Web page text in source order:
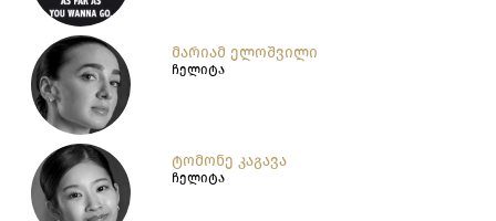
ᲛᲐᲠᲘᲐᲛ ᲔᲚᲝᲨᲕᲘᲚᲘ
ჩელიტა
ᲢᲝᲛᲝᲜᲔ ᲙᲐᲒᲐᲕᲐ
ჩელიტა